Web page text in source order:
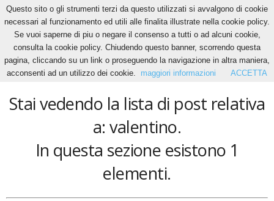
Home Tags Valentino
valentino
Stai vedendo la lista di post relativa
a: valentino.
In questa sezione esistono 1
elementi.
Questo sito o gli strumenti terzi da questo utilizzati si avvalgono di cookie
necessari al funzionamento ed utili alle finalita illustrate nella cookie policy.
Se vuoi saperne di piu o negare il consenso a tutti o ad alcuni cookie,
consulta la cookie policy. Chiudendo questo banner, scorrendo questa
pagina, cliccando su un link o proseguendo la navigazione in altra maniera,
acconsenti ad un utilizzo dei cookie.
maggiori informazioni ACCETTA